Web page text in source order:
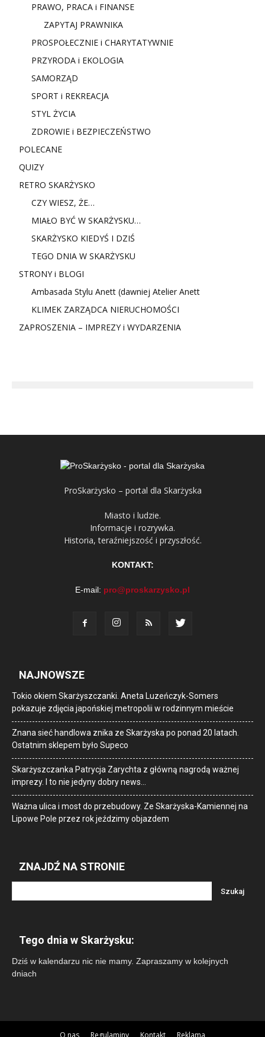
PRAWO, PRACA i FINANSE
ZAPYTAJ PRAWNIKA
PROSPOŁECZNIE i CHARYTATYWNIE
PRZYRODA i EKOLOGIA
SAMORZĄD
SPORT i REKREACJA
STYL ŻYCIA
ZDROWIE i BEZPIECZEŃSTWO
POLECANE
QUIZY
RETRO SKARŻYSKO
CZY WIESZ, ŻE…
MIAŁO BYĆ W SKARŻYSKU…
SKARŻYSKO KIEDYŚ I DZIŚ
TEGO DNIA W SKARŻYSKU
STRONY i BLOGI
Ambasada Stylu Anett (dawniej Atelier Anett
KLIMEK ZARZĄDCA NIERUCHOMOŚCI
ZAPROSZENIA – IMPREZY i WYDARZENIA
ProSkarżysko – portal dla Skarżyska
Miasto i ludzie.
Informacje i rozrywka.
Historia, teraźniejszość i przyszłość.
KONTAKT:
E-mail: pro@proskarzysko.pl
NAJNOWSZE
Tokio okiem Skarżyszczanki. Aneta Luzeńczyk-Somers
pokazuje zdjęcia japońskiej metropolii w rodzinnym mieście
Znana sieć handlowa znika ze Skarżyska po ponad 20 latach.
Ostatnim sklepem było Supeco
Skarżyszczanka Patrycja Zarychta z główną nagrodą ważnej
imprezy. I to nie jedyny dobry news…
Ważna ulica i most do przebudowy. Ze Skarżyska-Kamiennej na
Lipowe Pole przez rok jeździmy objazdem
ZNAJDŹ NA STRONIE
Tego dnia w Skarżysku:
Dziś w kalendarzu nic nie mamy. Zapraszamy w kolejnych
dniach
O nas Regulaminy Kontakt Reklama